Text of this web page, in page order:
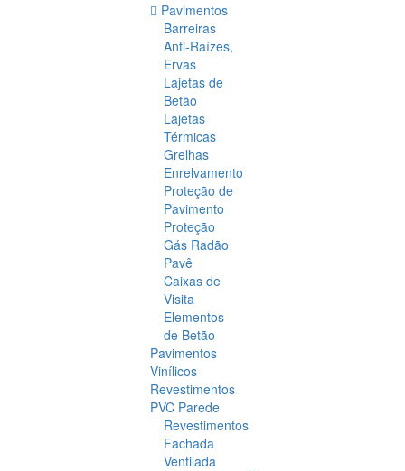
Pavimentos
Barreiras
Anti-Raízes,
Ervas
Lajetas de
Betão
Lajetas
Térmicas
Grelhas
Enrelvamento
Proteção de
Pavimento
Proteção
Gás Radão
Pavê
Caixas de
Visita
Elementos
de Betão
Pavimentos
Vinílicos
Revestimentos
PVC Parede
Revestimentos
Fachada
Ventilada